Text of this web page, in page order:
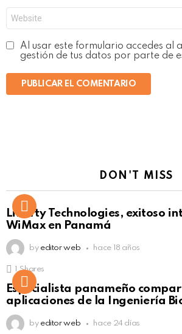
Al usar este formulario accedes al
gestión de tus datos por parte de
DON'T MISS
Liberty Technologies, exitoso
WiMax en Panamá
by editor web hace 18 años
Click to view this post
Shares
Especialista panameño
aplicaciones de la Ingeniería
by editor web hace 24 días